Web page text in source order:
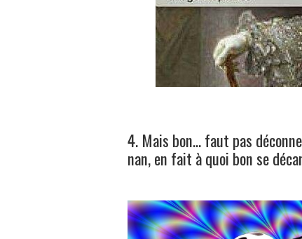
4. Mais bon… faut pas
nan, en fait à quoi bon se